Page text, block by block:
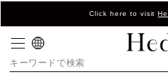
Click here to visit